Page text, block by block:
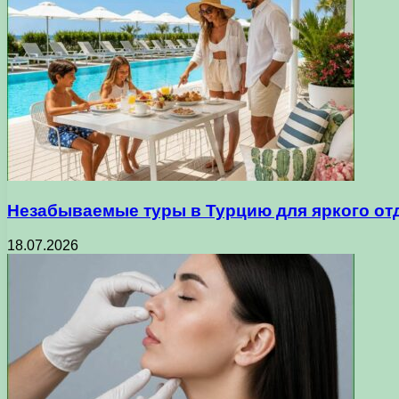
Незабываемые туры в Турцию для яркого
18.07.2026